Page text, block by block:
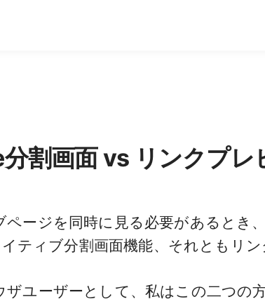
割画面 vs リンクプ
ページを同時に見る必要があるとき
ティブ分割画面機能、それともリン
ザユーザーとして、私はこの二つの